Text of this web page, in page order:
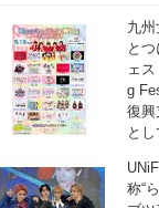
VTuber デ
九
と
ェ
g
復興
と
称“